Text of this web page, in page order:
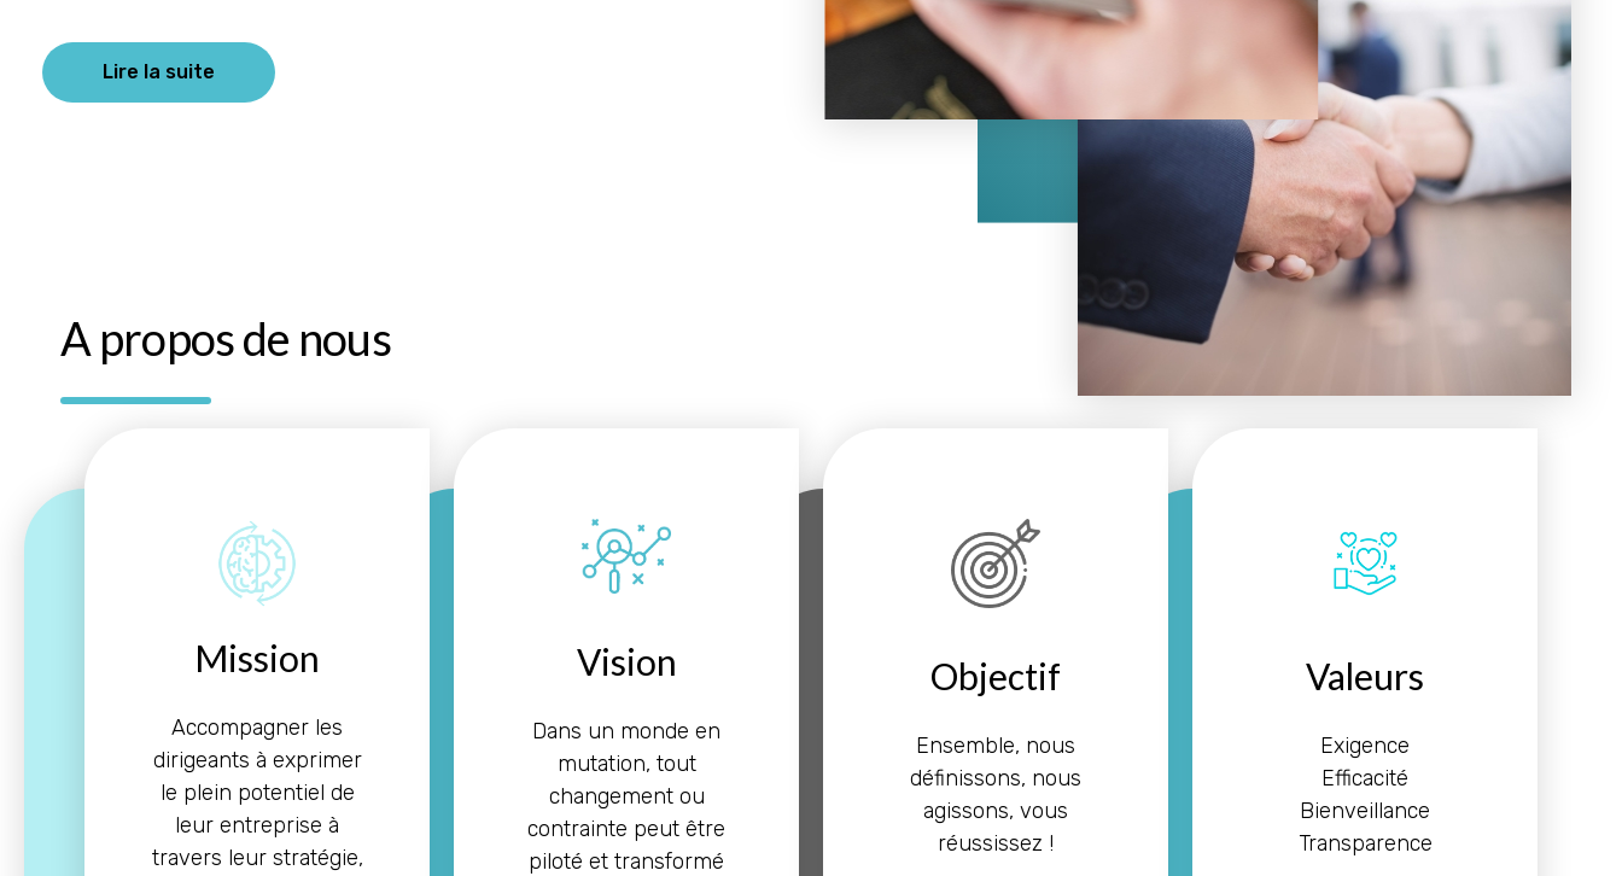
Lire la suite
A propos de nous
Mission
Accompagner les
dirigeants à exprimer
le plein potentiel de
leur entreprise à
travers leur stratégie,
Vision
Dans un monde en
mutation, tout
changement ou
contrainte peut être
piloté et transformé
Objectif
Ensemble, nous
définissons, nous
agissons, vous
réussissez !
Valeurs
Exigence
Efficacité
Bienveillance
Transparence